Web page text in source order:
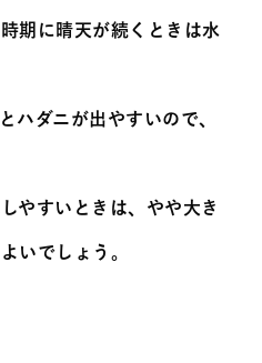
期に晴天が続くときは水
ハダニが出やすいので、
やすいときは、やや大き
いでしょう。